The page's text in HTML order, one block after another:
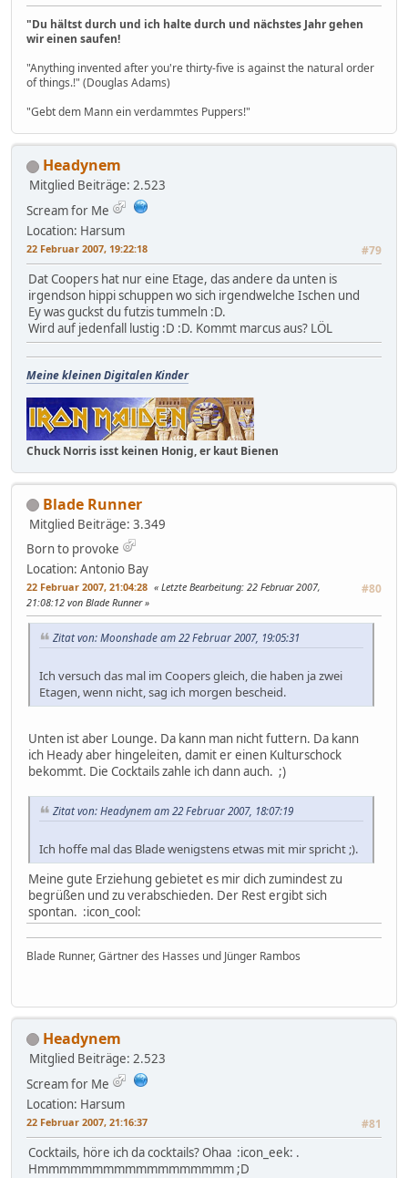
"Du hältst durch und ich halte durch und nächstes Jahr gehen
wir einen saufen!
"Anything invented after you're thirty-five is against the natural order
of things.!" (Douglas Adams)
"Gebt dem Mann ein verdammtes Puppers!"
Headynem
Mitglied Beiträge: 2.523
Scream for Me
Location: Harsum
22 Februar 2007, 19:22:18 #79
Dat Coopers hat nur eine Etage, das andere da unten is
irgendson hippi schuppen wo sich irgendwelche Ischen und
Ey was guckst du futzis tummeln :D.
Wird auf jedenfall lustig :D :D. Kommt marcus aus? LÖL
Meine kleinen Digitalen Kinder
Chuck Norris isst keinen Honig, er kaut Bienen
Blade Runner
Mitglied Beiträge: 3.349
Born to provoke
Location: Antonio Bay
22 Februar 2007, 21:04:28 #80
Letzte Bearbeitung: 22 Februar 2007,
21:08:12 von Blade Runner
Zitat von: Moonshade am 22 Februar 2007, 19:05:31
Ich versuch das mal im Coopers gleich, die haben ja zwei
Etagen, wenn nicht, sag ich morgen bescheid.
Unten ist aber Lounge. Da kann man nicht futtern. Da kann
ich Heady aber hingeleiten, damit er einen Kulturschock
bekommt. Die Cocktails zahle ich dann auch. ;)
Zitat von: Headynem am 22 Februar 2007, 18:07:19
Ich hoffe mal das Blade wenigstens etwas mit mir spricht ;).
Meine gute Erziehung gebietet es mir dich zumindest zu
begrüßen und zu verabschieden. Der Rest ergibt sich
spontan. :icon_cool:
Blade Runner, Gärtner des Hasses und Jünger Rambos
Headynem
Mitglied Beiträge: 2.523
Scream for Me
Location: Harsum
22 Februar 2007, 21:16:37 #81
Cocktails, höre ich da cocktails? Ohaa :icon_eek: .
Hmmmmmmmmmmmmmmmmmm ;D